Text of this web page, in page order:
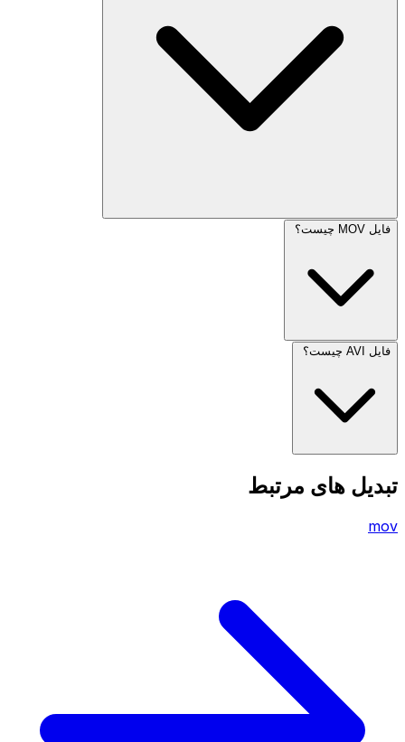
فایل MOV چیست؟
فایل AVI چیست؟
تبدیل های مرتبط
mov